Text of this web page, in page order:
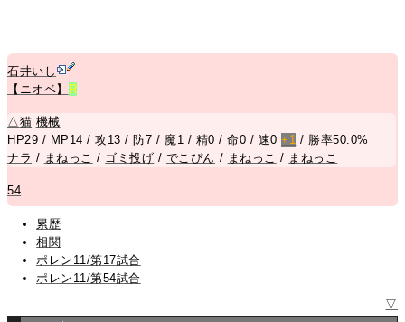
石井いし
【ニオベ】
R
△猫 機械
HP29 / MP14 / 攻13 / 防7 / 魔1 / 精0 / 命0 / 速0+1 / 勝率50.0%
ナラ / まねっこ / ゴミ投げ / でこぴん / まねっこ / まねっこ
54
累歴
相関
ポレン11/第17試合
ポレン11/第54試合
▽